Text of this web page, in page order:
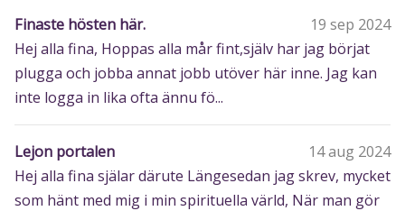
Finaste hösten här.
19 sep 2024
Hej alla fina, Hoppas alla mår fint,själv har jag börjat
plugga och jobba annat jobb utöver här inne. Jag kan
inte logga in lika ofta ännu fö...
Lejon portalen
14 aug 2024
Hej alla fina själar därute Längesedan jag skrev, mycket
som hänt med mig i min spirituella värld, När man gör